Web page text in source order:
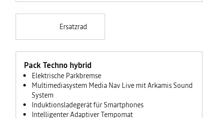
Ersatzrad
Pack Techno hybrid
Elektrische Parkbremse
Multimediasystem Media Nav Live mit Arkamis Sound
System
Induktionsladegerät für Smartphones
Intelligenter Adaptiver Tempomat